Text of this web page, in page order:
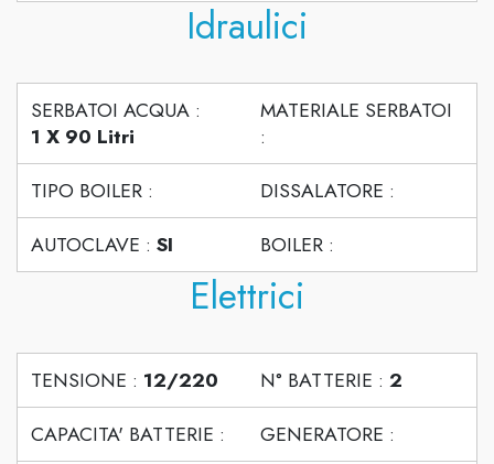
Idraulici
SERBATOI ACQUA :
1 X 90 Litri
MATERIALE SERBATOI
:
TIPO BOILER :
DISSALATORE :
AUTOCLAVE : SI BOILER :
Elettrici
TENSIONE : 12/220 N° BATTERIE : 2
CAPACITA' BATTERIE :
GENERATORE :